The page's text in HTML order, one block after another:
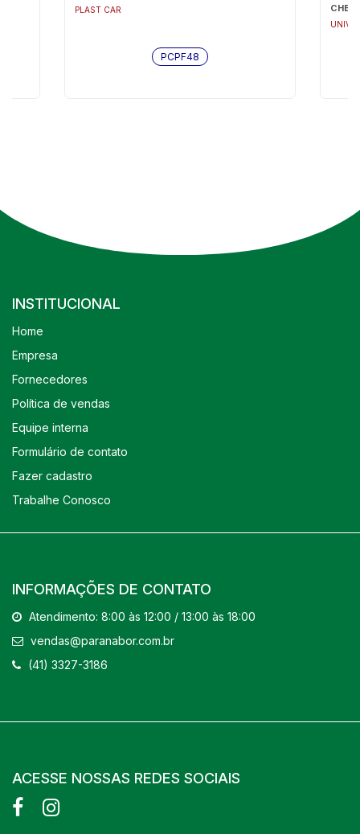
PLAST CAR
PCPF48
INSTITUCIONAL
Home
Empresa
Fornecedores
Política de vendas
Equipe interna
Formulário de contato
Fazer cadastro
Trabalhe Conosco
INFORMAÇÕES DE CONTATO
Atendimento: 8:00 às 12:00 / 13:00 às 18:00
vendas@paranabor.com.br
(41) 3327-3186
ACESSE NOSSAS REDES SOCIAIS